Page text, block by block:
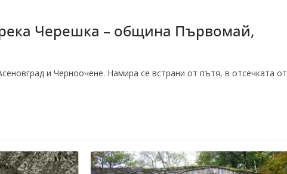
Черешка – община Първомай,
и Черноочене. Намира се встрани от пътя, в отсечката от